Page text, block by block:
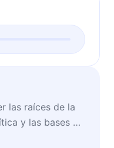
las raíces de la
y las bases de
el sistema